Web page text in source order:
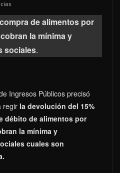
de alimentos por
la mínima y
sociales.
Ingresos Públicos precisó
regir la devolución del 15%
débito de alimentos por
la mínima y
cuales son